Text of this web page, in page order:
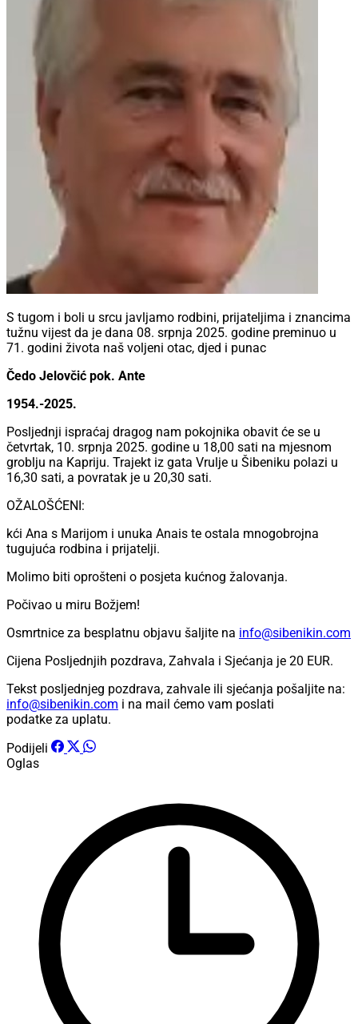
S tugom i boli u srcu javljamo rodbini, prijateljima i znancima
tužnu vijest da je dana 08. srpnja 2025. godine preminuo u
71. godini života naš voljeni otac, djed i punac
Čedo Jelovčić pok. Ante
1954.-2025.
Posljednji ispraćaj dragog nam pokojnika obavit će se u
četvrtak, 10. srpnja 2025. godine u 18,00 sati na mjesnom
groblju na Kapriju. Trajekt iz gata Vrulje u Šibeniku polazi u
16,30 sati, a povratak je u 20,30 sati.
OŽALOŠĆENI:
kći Ana s Marijom i unuka Anais te ostala mnogobrojna
tugujuća rodbina i prijatelji.
Molimo biti oprošteni o posjeta kućnog žalovanja.
Počivao u miru Božjem!
Osmrtnice za besplatnu objavu šaljite na info@sibenikin.com
Cijena Posljednjih pozdrava, Zahvala i Sjećanja je 20 EUR.
Tekst posljednjeg pozdrava, zahvale ili sjećanja pošaljite na:
info@sibenikin.com i na mail ćemo vam poslati
podatke za uplatu.
Podijeli
Oglas